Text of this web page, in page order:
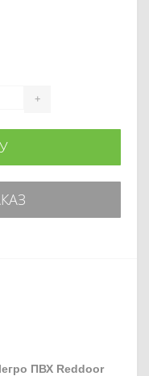
+
ПВХ Reddoor